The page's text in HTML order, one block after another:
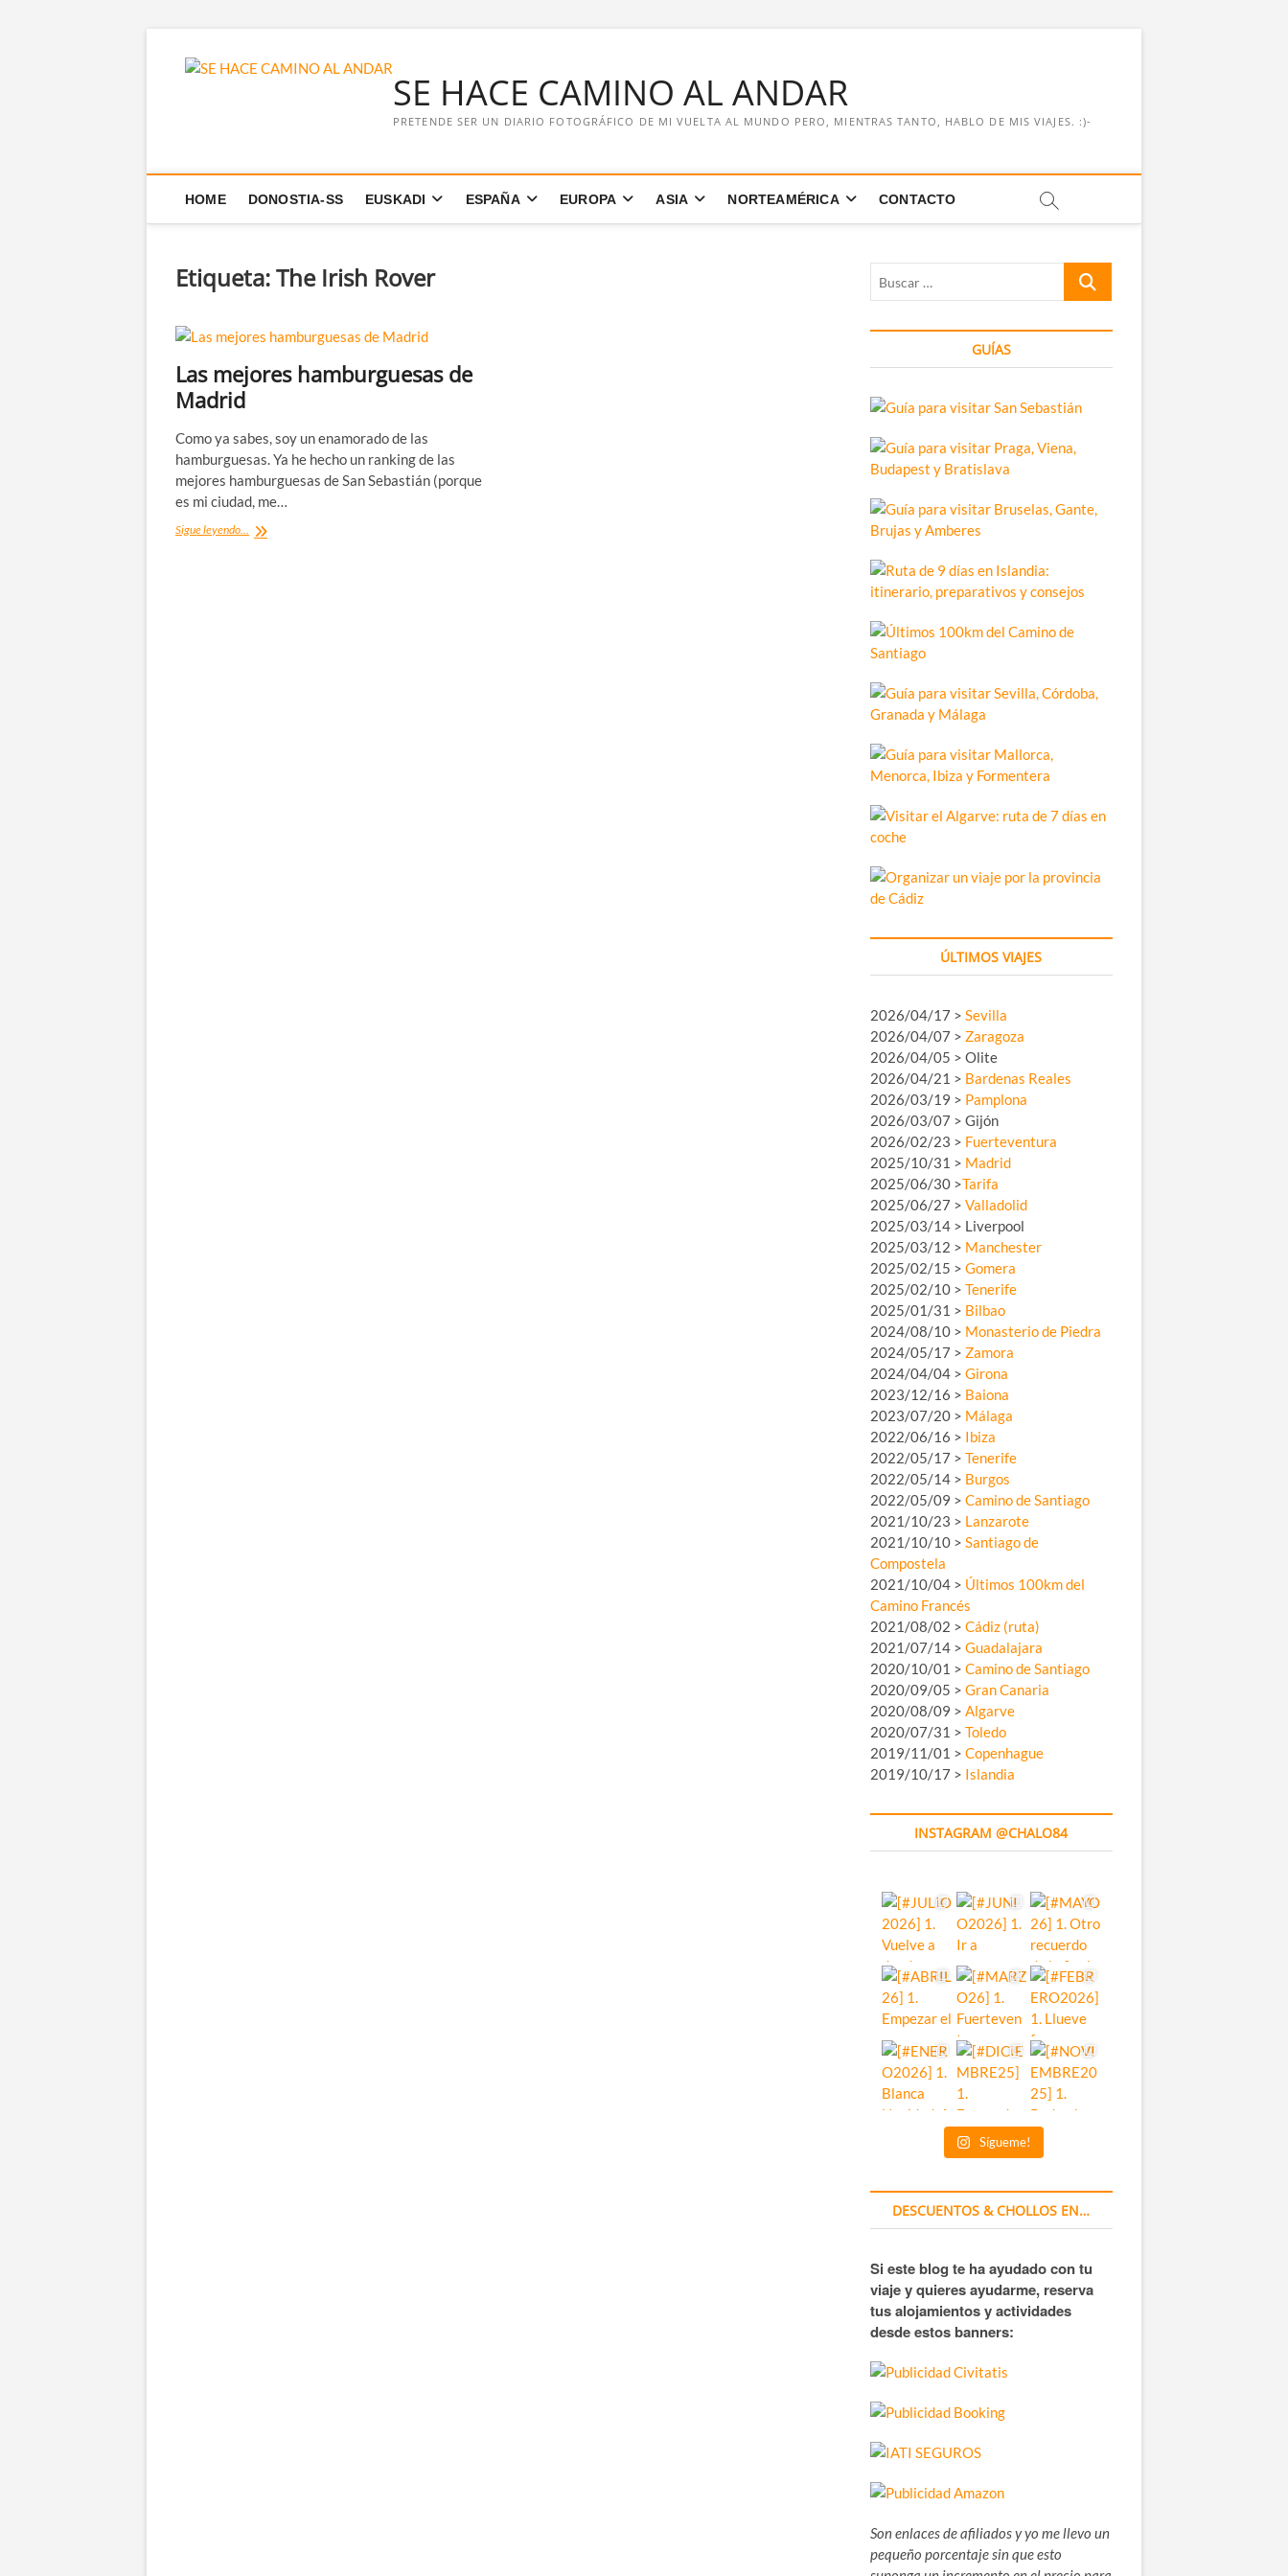
SE HACE CAMINO AL ANDAR
PRETENDE SER UN DIARIO FOTOGRÁFICO DE MI VUELTA AL MUNDO PERO, MIENTRAS TANTO, HABLO DE MIS VIAJES. :)-
HOME DONOSTIA-SS EUSKADI ESPAÑA EUROPA ASIA NORTEAMÉRICA CONTACTO
Etiqueta:The Irish Rover
Las mejores hamburguesas de
Madrid
Como ya sabes, soy un enamorado de las
hamburguesas. Ya he hecho un ranking de las
mejores hamburguesas de San Sebastián (porque
es mi ciudad, me…
Sigue leyendo... Las
Buscar
GUÍAS
ÚLTIMOS VIAJES
2026/04/17 > Sevilla
2026/04/07 > Zaragoza
2026/04/05 > Olite
2026/04/21 > Bardenas Reales
2026/03/19 > Pamplona
2026/03/07 > Gijón
2026/02/23 > Fuerteventura
2025/10/31 > Madrid
2025/06/30 >Tarifa
2025/06/27 > Valladolid
2025/03/14 > Liverpool
2025/03/12 > Manchester
2025/02/15 > Gomera
2025/02/10 > Tenerife
2025/01/31 > Bilbao
2024/08/10 > Monasterio de Piedra
2024/05/17 > Zamora
2024/04/04 > Girona
2023/12/16 > Baiona
2023/07/20 > Málaga
2022/06/16 > Ibiza
2022/05/17 > Tenerife
2022/05/14 > Burgos
2022/05/09 > Camino de Santiago
2021/10/23 > Lanzarote
2021/10/10 > Santiago de
Compostela
2021/10/04 > Últimos 100km del
Camino Francés
2021/08/02 > Cádiz (ruta)
2021/07/14 > Guadalajara
2020/10/01 > Camino de Santiago
2020/09/05 > Gran Canaria
2020/08/09 > Algarve
2020/07/31 > Toledo
2019/11/01 > Copenhague
2019/10/17 > Islandia
INSTAGRAM @CHALO84
Sígueme!
DESCUENTOS & CHOLLOS EN…
Si este blog te ha ayudado con tu
viaje y quieres ayudarme, reserva
tus alojamientos y actividades
desde estos banners:
Son enlaces de afiliados y yo me llevo un
pequeño porcentaje sin que esto